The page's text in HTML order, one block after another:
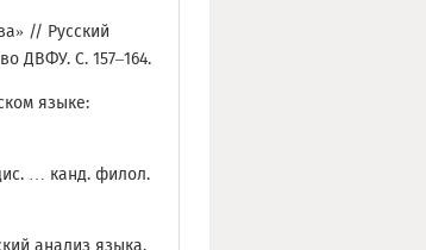
// Русский
ДВФУ. С. 157–164.
языке:
… канд. филол.
анализ языка.